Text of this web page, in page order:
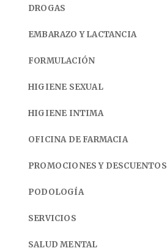
DROGAS
EMBARAZO Y LACTANCIA
FORMULACIÓN
HIGIENE SEXUAL
HIGIENE INTIMA
OFICINA DE FARMACIA
PROMOCIONES Y DESCUENTOS
PODOLOGÍA
SERVICIOS
SALUD MENTAL